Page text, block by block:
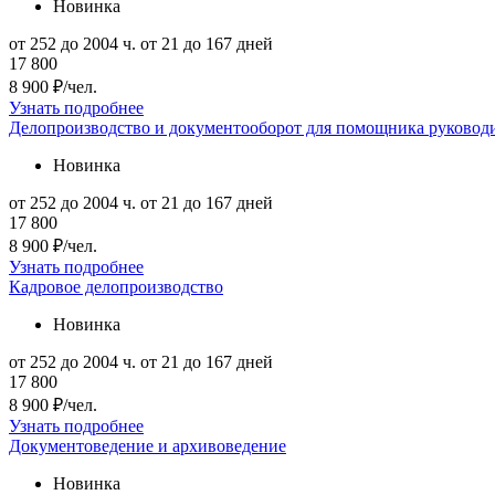
Новинка
от 252 до 2004 ч. от 21 до 167 дней
17 800
8 900 ₽/чел.
Узнать подробнее
Делопроизводство и документооборот для помощника
Новинка
от 252 до 2004 ч. от 21 до 167 дней
17 800
8 900 ₽/чел.
Узнать подробнее
Кадровое делопроизводство
Новинка
от 252 до 2004 ч. от 21 до 167 дней
17 800
8 900 ₽/чел.
Узнать подробнее
Документоведение и архивоведение
Новинка